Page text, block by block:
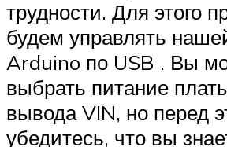
трудности. Для этого
будем управлять
Arduino по USB . Вы
выбрать питание
вывода VIN, но перед
убедитесь, что вы